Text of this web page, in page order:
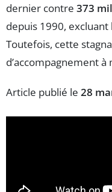
dernier contre 373
depuis 1990,
Toutefois, cette
d’accompagnement
Article publié le 28